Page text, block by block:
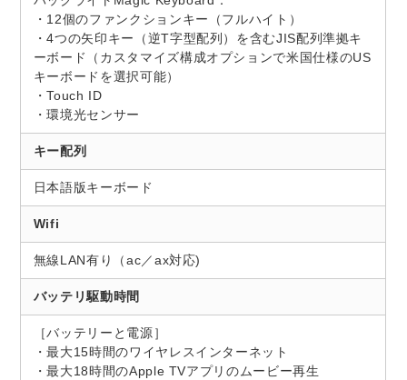
・12個のファンクションキー（フルハイト）
・4つの矢印キー（逆T字型配列）を含むJIS配列準拠キ
ーボード（カスタマイズ構成オプションで米国仕様のUS
キーボードを選択可能）
・Touch ID
・環境光センサー
キー配列
日本語版キーボード
Wifi
無線LAN有り（ac／ax対応)
バッテリ駆動時間
［バッテリーと電源］
・最大15時間のワイヤレスインターネット
・最大18時間のApple TVアプリのムービー再生